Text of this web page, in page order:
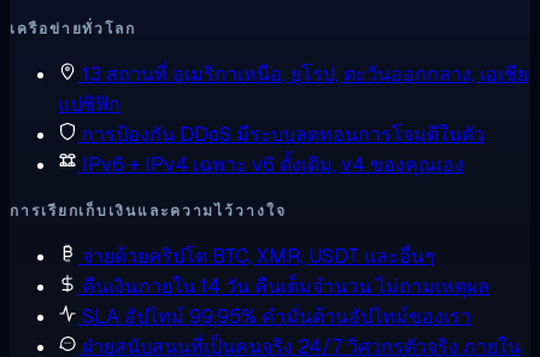
เครือข่ายทั่วโลก
13 สถานที่ อเมริกาเหนือ, ยุโรป, ตะวันออกกลาง, เอเชีย
แปซิฟิก
การป้องกัน DDoS มีระบบลดทอนการโจมตีในตัว
IPv6 + IPv4 เฉพาะ v6 ดั้งเดิม, v4 ของคุณเอง
การเรียกเก็บเงินและความไว้วางใจ
จ่ายด้วยคริปโต BTC, XMR, USDT และอื่นๆ
คืนเงินภายใน 14 วัน คืนเต็มจำนวน ไม่ถามเหตุผล
SLA อัปไทม์ 99.95% คำมั่นด้านอัปไทม์ของเรา
ฝ่ายสนับสนุนที่เป็นคนจริง 24/7วิศวกรตัวจริง ภายใน